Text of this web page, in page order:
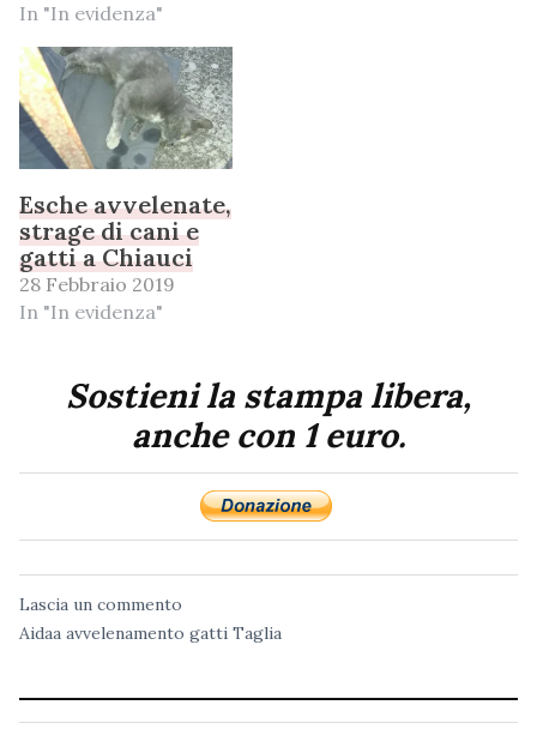
In "In evidenza"
Esche avvelenate,
strage di cani e
gatti a Chiauci
28 Febbraio 2019
In "In evidenza"
Sostieni la stampa libera,
anche con 1 euro.
Lascia un commento
Aidaa avvelenamento gatti Taglia